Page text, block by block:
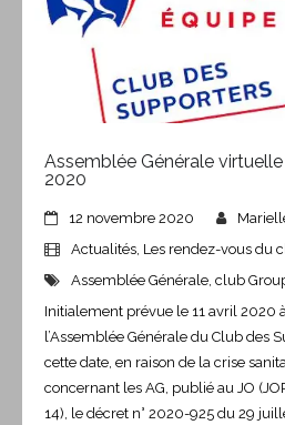
Assemblée Générale
2020
12 novembre 2020
Actualités Les rendez-vous du
Assemblée Générale club
Initialement prévue le 11 avril 2020
l’Assemblée Générale du Club des
cette date, en raison de la crise
concernant les AG, publié au JO
14), le décret n° 2020-925 du 29